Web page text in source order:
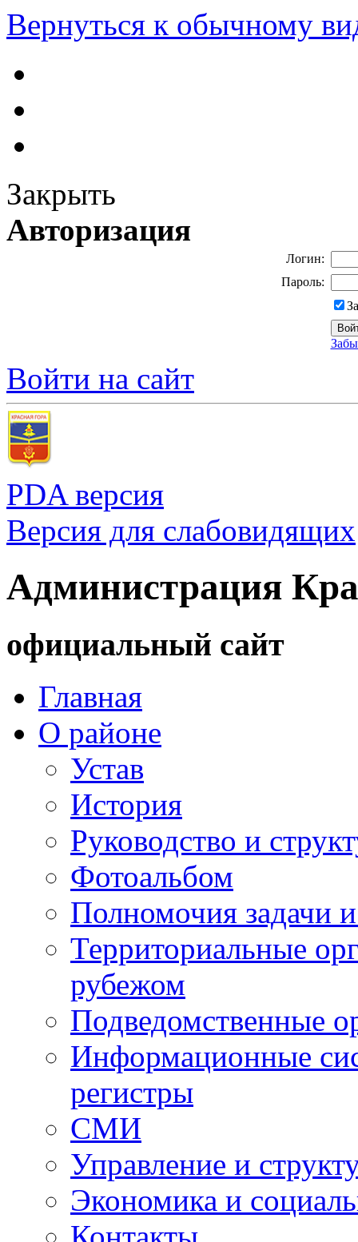
Вернуться к обычному
Закрыть
Авторизация
Логин:
Пароль:
Войти на сайт
PDA версия
Версия для слабовидящих
Администрация
официальный сайт
Главная
О районе
Устав
История
Руководство и
Фотоальбом
Полномочия задачи
Территориальные
рубежом
Подведомственные
Информационные
регистры
СМИ
Управление и
Экономика и